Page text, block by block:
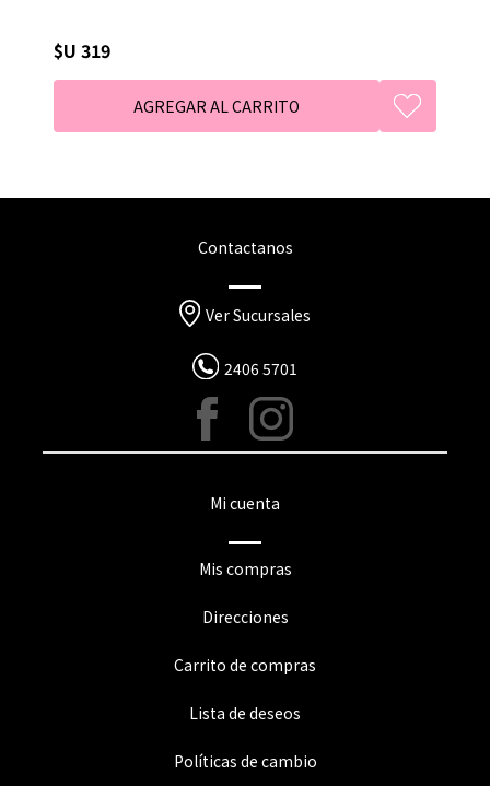
$U 319
Contactanos
Ver Sucursales
2406 5701
Mi cuenta
Mis compras
Direcciones
Carrito de compras
Lista de deseos
Políticas de cambio